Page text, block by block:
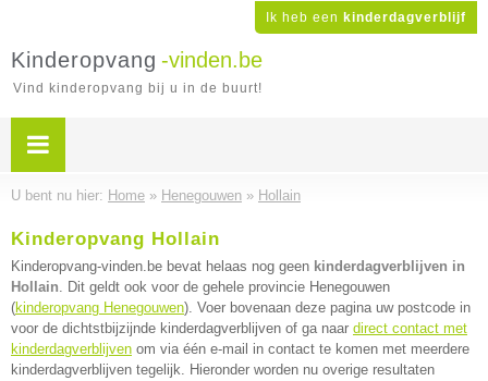
Ik heb een kinderdagverblijf
Kinderopvang -vinden.be
Vind kinderopvang bij u in de buurt!
U bent nu hier: Home » Henegouwen » Hollain
Kinderopvang Hollain
Kinderopvang-vinden.be bevat helaas nog geen kinderdagverblijven in
Hollain. Dit geldt ook voor de gehele provincie Henegouwen
(kinderopvang Henegouwen). Voer bovenaan deze pagina uw postcode in
voor de dichtstbijzijnde kinderdagverblijven of ga naar direct contact met
kinderdagverblijven om via één e-mail in contact te komen met meerdere
kinderdagverblijven tegelijk. Hieronder worden nu overige resultaten